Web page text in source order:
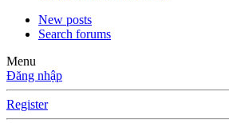
New posts
Search forums
Menu
Đăng nhập
Register